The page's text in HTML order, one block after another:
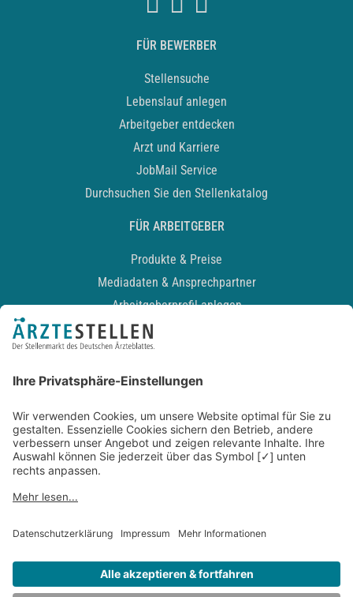
FÜR BEWERBER
Stellensuche
Lebenslauf anlegen
Arbeitgeber entdecken
Arzt und Karriere
JobMail Service
Durchsuchen Sie den Stellenkatalog
FÜR ARBEITGEBER
Produkte & Preise
Mediadaten & Ansprechpartner
Arbeitgeberprofil anlegen
Recruiting-Podcast
Kontakt
Datenschutz
Newsletter